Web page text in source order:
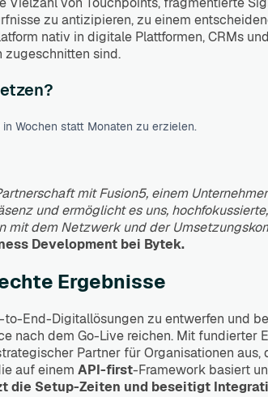
zu antizipieren, zu einem
nativ in digitale Plattformen, CRMs
zugeschnitten sind.
Wochen statt Monaten zu erzielen.
mit Fusion5, einem
und ermöglicht es uns,
mit dem Netzwerk und der
Development bei Bytek.
Ergebnisse
End-Digitallösungen zu entwerfen und
nach dem Go-Live reichen. Mit
Partner für Organisationen
auf einem API-first-Framework basiert
die Setup-Zeiten und beseitigt